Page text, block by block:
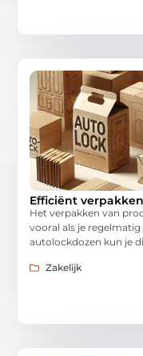
Efficiënt
Het verpakken van
vooral als je
autolockdozen kun je
Zakelijk